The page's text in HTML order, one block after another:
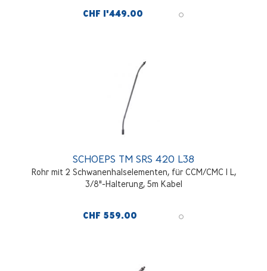
CHF 1'449.00
SCHOEPS TM SRS 420 L38
Rohr mit 2 Schwanenhalselementen, für CCM/CMC 1 L,
3/8"-Halterung, 5m Kabel
CHF 559.00